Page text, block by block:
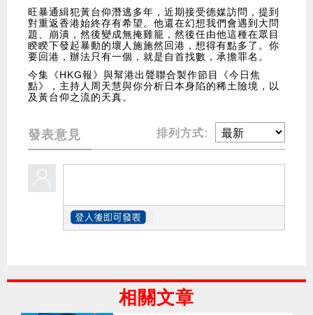
旺暴通緝犯黃台仰潛逃多年，近期接受德媒訪問，提到
對重返香港始終存有希望。他還在幻想我們會遇到大問
題、崩潰，然後變成無掩雞籠，然後任由他這種在眾目
睽睽下發起暴動的壞人施施然回港，想得有點多了。你
要回港，辦法只有一個，就是自首找數，承擔罪名。
今集《HKG報》與幫港出聲聯合製作節目《今日焦
點》，主持人周天慧與你分析日本身陷的稀土險境，以
及黃台仰之流的天真。
發表意見 排列方式:
相關文章